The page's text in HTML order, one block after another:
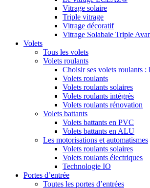
Vitrage solaire
Triple vitrage
Vitrage décoratif
Vitrage Solabaie Triple
Volets
Tous les volets
Volets roulants
Choisir ses volets roulants :
Volets roulants
Volets roulants solaires
Volets roulants intégrés
Volets roulants rénovation
Volets battants
Volets battants en PVC
Volets battants en ALU
Les motorisations et automatismes
Volets roulants solaires
Volets roulants électriques
Technologie IO
Portes d’entrée
Toutes les portes d’entrées